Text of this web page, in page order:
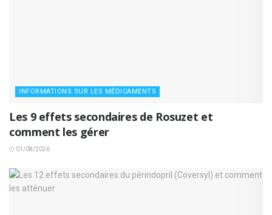
INFORMATIONS SUR LES MÉDICAMENTS
Les 9 effets secondaires de Rosuzet et
comment les gérer
01/08/2026